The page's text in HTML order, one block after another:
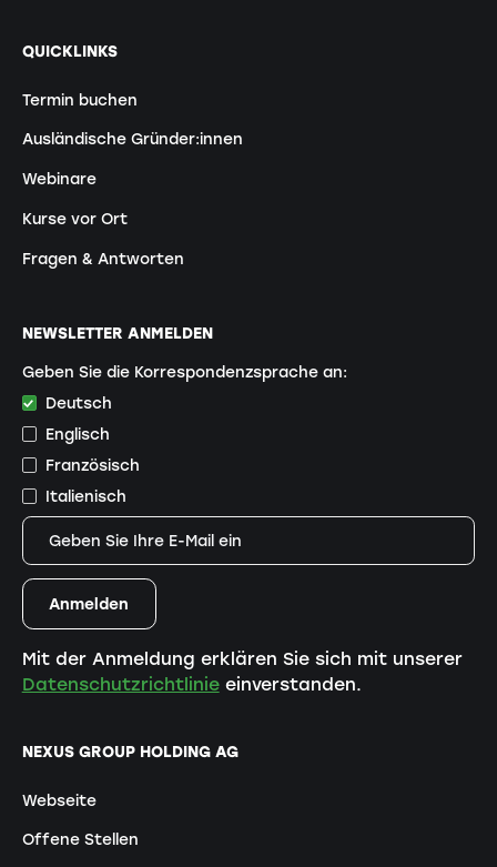
QUICKLINKS
Termin buchen
Ausländische Gründer:innen
Webinare
Kurse vor Ort
Fragen & Antworten
NEXUS GROUP HOLDING AG
Webseite
Offene Stellen
NEWSLETTER ANMELDEN
Geben Sie die Korrespondenzsprache an:
Deutsch
Englisch
Französisch
Italienisch
Mit der Anmeldung erklären Sie sich mit unserer
Datenschutzrichtlinieeinverstanden.